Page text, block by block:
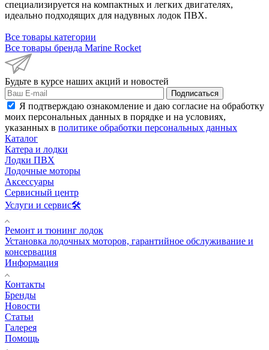
специализируется на компактных и легких двигателях,
идеально подходящих для надувных лодок ПВХ.
Все товары категории
Все товары бренда Marine Rocket
Будьте в курсе наших акций и новостей
Подписаться
Я подтверждаю ознакомление и даю согласие на обработку
моих персональных данных в порядке и на условиях,
указанных в политике обработки персональных данных
Каталог
Катера и лодки
Лодки ПВХ
Лодочные моторы
Аксессуары
Сервисный центр
Услуги и сервис🛠️
Ремонт и тюнинг лодок
Установка лодочных моторов, гарантийное обслуживание и
консервация
Информация
Контакты
Бренды
Новости
Статьи
Галерея
Помощь